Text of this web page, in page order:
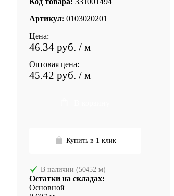
Артикул: 0103020201
Цена:
46.34 руб. / м
Оптовая цена:
45.42 руб. / м
Купить в 1 клик
В наличии (50452 м)
Остатки на складах:
Основной